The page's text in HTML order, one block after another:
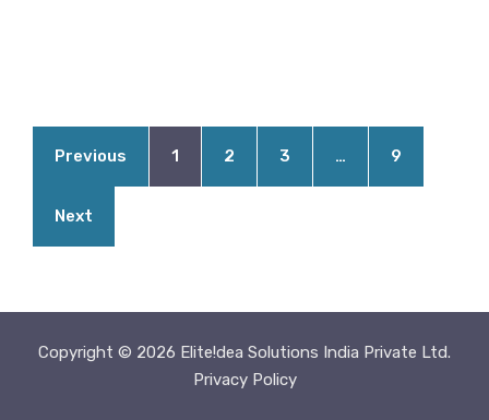
Previous 1 2 3 … 9
Next
Copyright © 2026 Elite!dea Solutions India Private Ltd.
Privacy Policy